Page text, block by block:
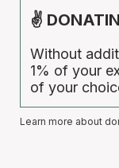
✌
Without
1% of your
of your
Learn more about